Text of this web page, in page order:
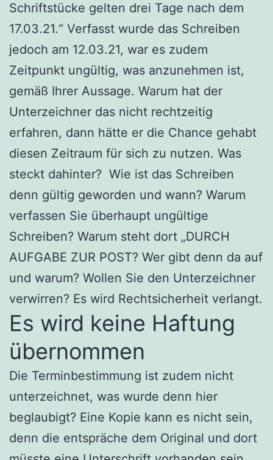
Schriftstücke gelten drei Tage nach dem
17.03.21.“ Verfasst wurde das Schreiben
jedoch am 12.03.21, war es zudem
Zeitpunkt ungültig, was anzunehmen ist,
gemäß Ihrer Aussage. Warum hat der
Unterzeichner das nicht rechtzeitig
erfahren, dann hätte er die Chance gehabt
diesen Zeitraum für sich zu nutzen. Was
steckt dahinter? Wie ist das Schreiben
denn gültig geworden und wann? Warum
verfassen Sie überhaupt ungültige
Schreiben? Warum steht dort „DURCH
AUFGABE ZUR POST? Wer gibt denn da auf
und warum? Wollen Sie den Unterzeichner
verwirren? Es wird Rechtsicherheit verlangt.
Es wird keine Haftung
übernommen
Die Terminbestimmung ist zudem nicht
unterzeichnet, was wurde denn hier
beglaubigt? Eine Kopie kann es nicht sein,
denn die entspräche dem Original und dort